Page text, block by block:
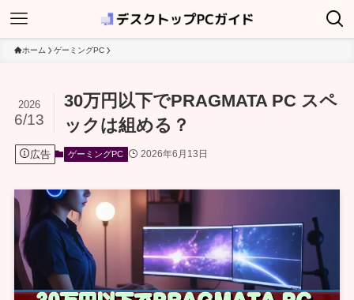
ホーム ゲーミングPC
30万円以下でPRAGMATA PC スペ
ックは組める？
2026
6/13
広告 ゲーミングPC 2026年6月13日